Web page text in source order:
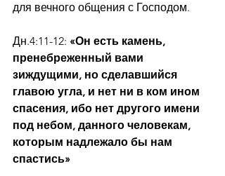
для вечного общения с Господом.
Дн.4:11-12: «Он есть камень,
пренебреженный вами
зиждущими, но сделавшийся
главою угла, и нет ни в ком ином
спасения, ибо нет другого имени
под небом, данного человекам,
которым надлежало бы нам
спастись»